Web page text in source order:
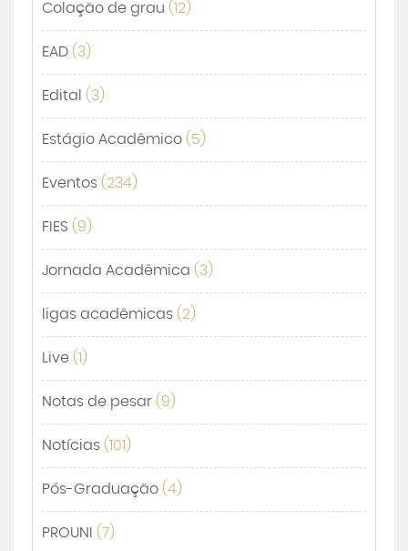
Colação de grau (12)
EAD (3)
Edital (3)
Estágio Acadêmico (5)
Eventos (234)
FIES (9)
Jornada Acadêmica (3)
ligas acadêmicas (2)
Live (1)
Notas de pesar (9)
Notícias (101)
Pós-Graduação (4)
PROUNI (7)